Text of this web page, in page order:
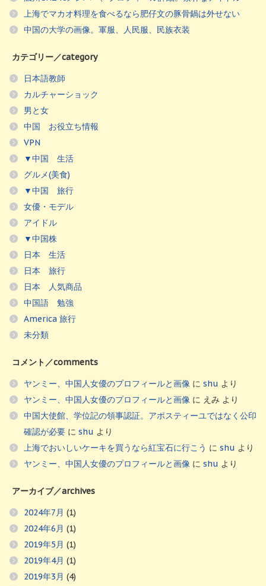
上海でマカオ料理を食べるなら肥仔文の豚骨鍋は外せない
中国の大学の画像。軍服、人民服、民族衣装
カテゴリー／category
日本語教師
カルチャーショック
男と女
中国 お役立ち情報
VPN
▼中国 生活
グルメ(美食)
▼中国 旅行
女優・モデル
アイドル
▼中国株
日本 生活
日本 旅行
日本 人気商品
中国語 勉強
America 旅行
未分類
コメント／comments
ヤンミー、中国人女優のプロフィールと画像 に shu より
ヤンミー、中国人女優のプロフィールと画像 に えみ より
中国大使館、学位記の領事認証。アポスティーユではなく公印
確認が必要 に shu より
上海でおいしいケーキを買うなら紅宝石に行こう に shu より
ヤンミー、中国人女優のプロフィールと画像 に shu より
アーカイブ／archives
2024年7月 (1)
2024年6月 (1)
2019年5月 (1)
2019年4月 (1)
2019年3月 (4)